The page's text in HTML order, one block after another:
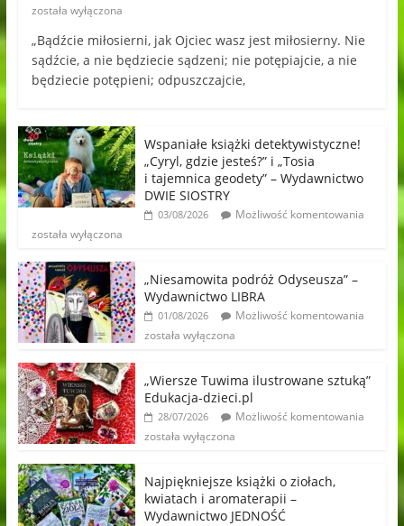
została wyłączona
„Bądźcie miłosierni, jak Ojciec wasz jest miłosierny. Nie
sądźcie, a nie będziecie sądzeni; nie potępiajcie, a nie
będziecie potępieni; odpuszczajcie,
Wspaniałe książki detektywistyczne!
„Cyryl, gdzie jesteś?” i „Tosia
i tajemnica geodety” – Wydawnictwo
DWIE SIOSTRY
03/08/2026
Możliwość komentowania
została wyłączona
„Niesamowita podróż Odyseusza” –
Wydawnictwo LIBRA
01/08/2026
Możliwość komentowania
została wyłączona
„Wiersze Tuwima ilustrowane sztuką”
Edukacja-dzieci.pl
28/07/2026
Możliwość komentowania
została wyłączona
Najpiękniejsze książki o ziołach,
kwiatach i aromaterapii –
Wydawnictwo JEDNOŚĆ